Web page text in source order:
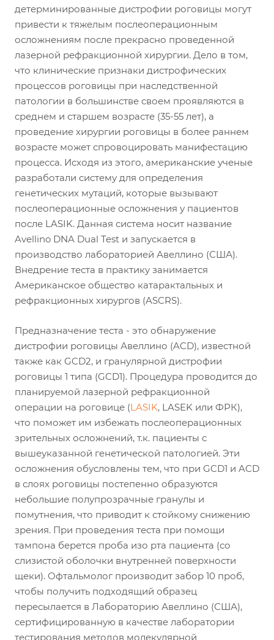
детерминированные дистрофии роговицы могут
привести к тяжелым послеоперационным
осложнениям после прекрасно проведенной
лазерной рефракционной хирургии. Дело в том,
что клинические признаки дистрофических
процессов роговицы при наследственной
патологии в большинстве своем проявляются в
среднем и старшем возрасте (35-55 лет), а
проведение хирургии роговицы в более раннем
возрасте может спровоцировать манифестацию
процесса. Исходя из этого, американские ученые
разработали систему для определения
генетических мутаций, которые вызывают
послеоперационные осложнения у пациентов
после LASIK. Данная система носит название
Avellino DNA Dual Test и запускается в
производство лабораторией Авеллино (США).
Внедрение теста в практику занимается
Американское общество катарактальных и
рефракционных хирургов (ASCRS).
Предназначение теста - это обнаружение
дистрофии роговицы Авеллино (ACD), известной
также как GCD2, и гранулярной дистрофии
роговицы 1 типа (GCD1). Процедура проводится до
планируемой лазерной рефракционной
операции на роговице (LASIK, LASEK или ФРК),
что поможет им избежать послеоперационных
зрительных осложнений, т.к. пациенты с
вышеуказанной генетической патологией. Эти
осложнения обусловлены тем, что при GCD1 и ACD
в слоях роговицы постепенно образуются
небольшие полупрозрачные гранулы и
помутнения, что приводит к стойкому снижению
зрения. При проведения теста при помощи
тампона берется проба изо рта пациента (со
слизистой оболочки внутренней поверхности
щеки). Офтальмолог производит забор 10 проб,
чтобы получить подходящий образец
пересылается в Лабораторию Авеллино (США),
сертифицированную в качестве лаборатории
тестирования методов молекулярной